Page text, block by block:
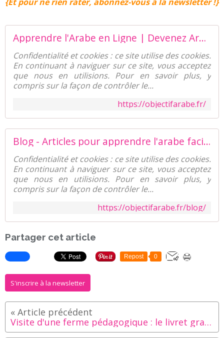
Apprendre l'Arabe en Ligne | Devenez Arabophone | Objectif arabe
Confidentialité et cookies : ce site utilise des cookies.
En continuant à naviguer sur ce site, vous acceptez
que nous en utilisions. Pour en savoir plus, y
compris sur la façon de contrôler le...
https://objectifarabe.fr/
Blog - Articles pour apprendre l'arabe facilement - Objectif arabe
Confidentialité et cookies : ce site utilise des cookies.
En continuant à naviguer sur ce site, vous acceptez
que nous en utilisions. Pour en savoir plus, y
compris sur la façon de contrôler le...
https://objectifarabe.fr/blog/
Partager cet article
Repost 0
S'inscrire à la newsletter
Visite d'une ferme pédagogique : le livret gratuit à télécharger !